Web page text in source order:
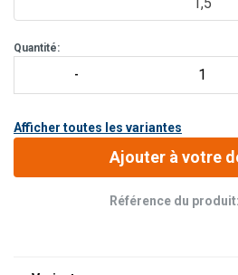
Quantité:
Afficher toutes les variantes
Ajouter à votre
Référence du produit: